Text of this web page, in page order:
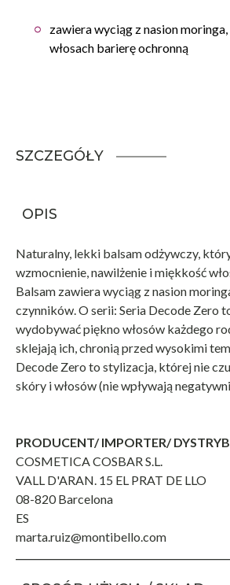
zawiera wyciąg z nasion
włosach barierę ochronną
SZCZEGÓŁY
OPIS
Naturalny, lekki balsam odżywczy,
wzmocnienie, nawilżenie i miękkość
Balsam zawiera wyciąg z nasion
czynników. O serii: Seria Decode Zero
wydobywać piękno włosów każdego
sklejają ich, chronią przed wysokimi
Decode Zero to stylizacja, której nie
skóry i włosów (nie wpływają
PRODUCENT/ IMPORTER/
COSMETICA COSBAR S.L.
VALL D'ARAN. 15 EL PRAT DE LLO
08-820 Barcelona
ES
marta.ruiz@montibello.com